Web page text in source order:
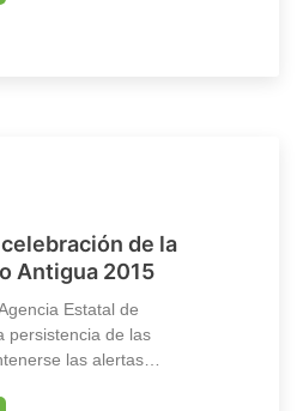
de la
Antigua 2015
Estatal de
persistencia de las
las alertas…